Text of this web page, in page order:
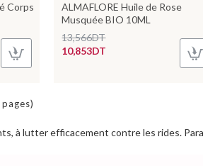
Corps
ALMAFLORE Huile de Rose
Musquée BIO 10ML
10,853DT
13,566DT
à lutter efficacement contre les rides.